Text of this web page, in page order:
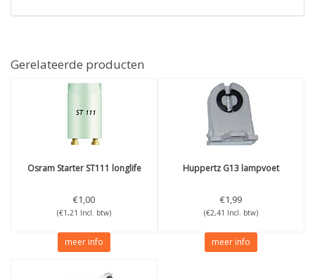
Gerelateerde producten
OsramStarter ST111 longlife
€1,00
(€1,21 Incl. btw)
meer info
Huppertz G13 lampvoet
€1,99
(€2,41 Incl. btw)
meer info